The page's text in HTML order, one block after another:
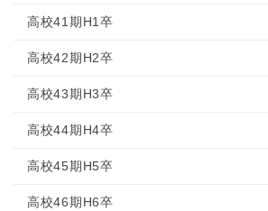
高校41期H1卒
高校42期H2卒
高校43期H3卒
高校44期H4卒
高校45期H5卒
高校46期H6卒